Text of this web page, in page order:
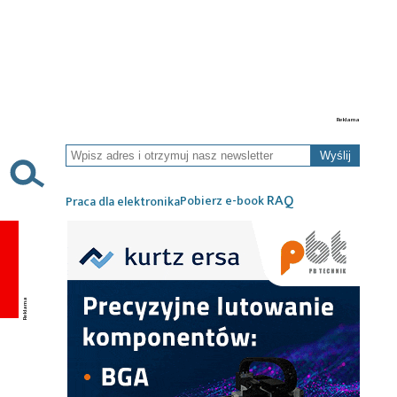
Wyślij
Praca dla elektronikaPobierz e-bookRAQ